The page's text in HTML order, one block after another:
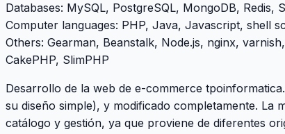
Databases: MySQL, PostgreSQL, MongoDB, Redis,
Computer languages: PHP, Java, Javascript, shell
Others: Gearman, Beanstalk, Node.js, nginx,
CakePHP, SlimPHP
Desarrollo de la web de e-commerce
su diseño simple), y modificado completamente. La
catálogo y gestión, ya que proviene de diferentes